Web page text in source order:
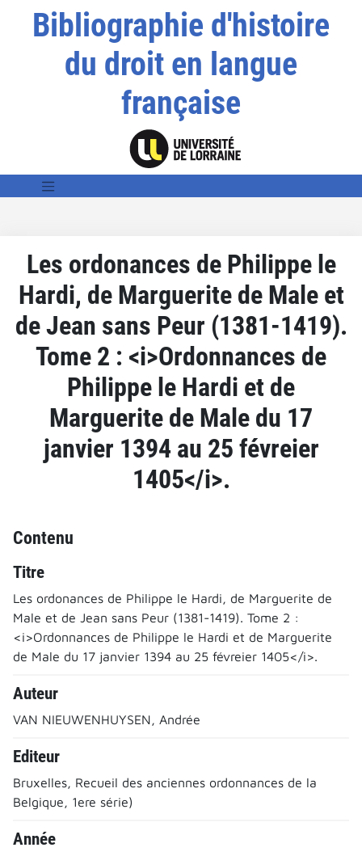
Bibliographie d'histoire
du droit en langue
française
Les ordonances de Philippe le
Hardi, de Marguerite de Male et
de Jean sans Peur (1381-1419).
Tome 2 : <i>Ordonnances de
Philippe le Hardi et de
Marguerite de Male du 17
janvier 1394 au 25 févreier
1405</i>.
Contenu
Titre
Les ordonances de Philippe le Hardi, de Marguerite de
Male et de Jean sans Peur (1381-1419). Tome 2 :
<i>Ordonnances de Philippe le Hardi et de Marguerite
de Male du 17 janvier 1394 au 25 févreier 1405</i>.
Auteur
VAN NIEUWENHUYSEN, Andrée
Editeur
Bruxelles, Recueil des anciennes ordonnances de la
Belgique, 1ere série)
Année